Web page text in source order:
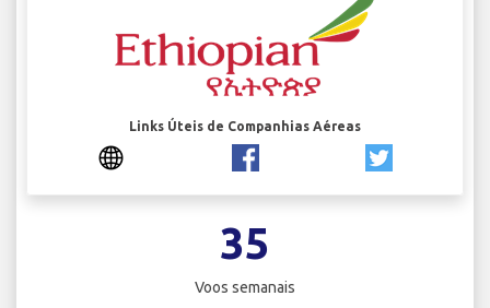
Links Úteis de Companhias Aéreas
35
Voos semanais